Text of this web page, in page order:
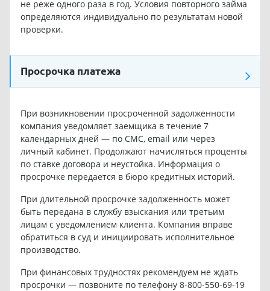
не реже одного раза в год. Условия повторного займа
определяются индивидуально по результатам новой
проверки.
Просрочка платежа
При возникновении просроченной задолженности
компания уведомляет заемщика в течение 7
календарных дней — по СМС, email или через
личный кабинет. Продолжают начисляться проценты
по ставке договора и неустойка. Информация о
просрочке передается в бюро кредитных историй.
При длительной просрочке задолженность может
быть передана в службу взыскания или третьим
лицам с уведомлением клиента. Компания вправе
обратиться в суд и инициировать исполнительное
производство.
При финансовых трудностях рекомендуем не ждать
просрочки — позвоните по телефону 8-800-550-69-19